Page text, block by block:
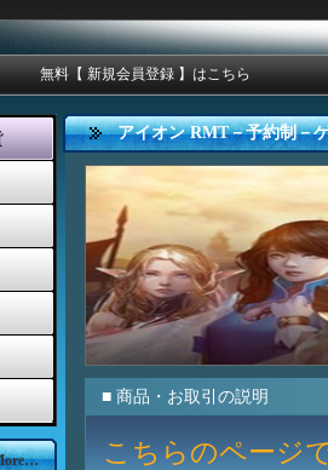
へ 無料【 新規会員登録 】はこちら
アイオン RMT－予約制－
■ 商品・お取引の説明
こちらのページ